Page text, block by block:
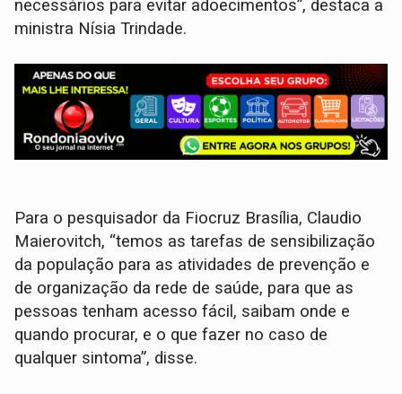
necessários para evitar adoecimentos”, destaca a
ministra Nísia Trindade.
Para o pesquisador da Fiocruz Brasília, Claudio
Maierovitch, “temos as tarefas de sensibilização
da população para as atividades de prevenção e
de organização da rede de saúde, para que as
pessoas tenham acesso fácil, saibam onde e
quando procurar, e o que fazer no caso de
qualquer sintoma”, disse.